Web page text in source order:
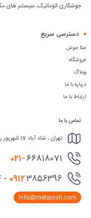
جوشکاری اتوماتیک، سیستم های
دسترسی سریع
متا جوش
فروشگاه
وبلاگ
درباره با ما
ارتباط با ما
تماس با ما
تهران ، شاد آباد 17 شهریور روبروی شهرداری ، پاساژ پارسارگاد پلاک 9
021-66818071
09123856396 - 09122761474
info@metajosh.com